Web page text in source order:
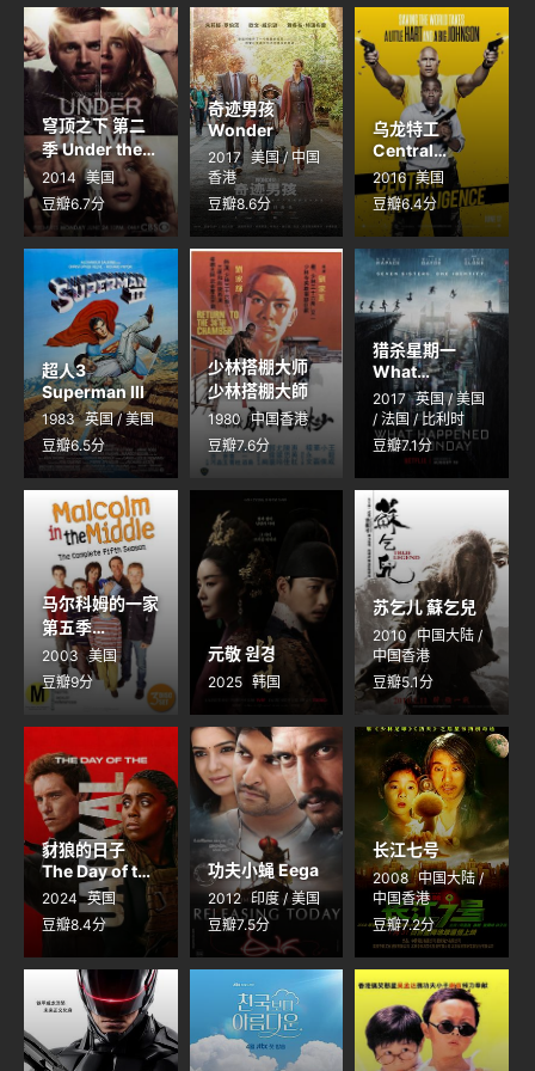
穹顶之下 第二
季 Under the
Dome Season
2
2014 美国
豆瓣6.7分
奇迹男孩
Wonder
2017 美国 / 中国
香港
豆瓣8.6分
乌龙特工
Central
Intelligence
2016 美国
豆瓣6.4分
超人3
Superman III
1983 英国 / 美国
豆瓣6.5分
少林搭棚大师
少林搭棚大師
1980 中国香港
豆瓣7.6分
猎杀星期一
What
Happened to
Monday?
2017 英国 / 美国
/ 法国 / 比利时
豆瓣7.1分
马尔科姆的一家
第五季
Malcolm in
the Middle
Season 5
2003 美国
豆瓣9分
元敬 원경
2025 韩国
苏乞儿 蘇乞兒
2010
中国大陆 /
中国香港
豆瓣5.1分
豺狼的日子
The Day of the
Jackal
2024 英国
豆瓣8.4分
功夫小蝇 Eega
2012 印度 / 美国
豆瓣7.5分
长江七号
2008 中国大陆 /
中国香港
豆瓣7.2分